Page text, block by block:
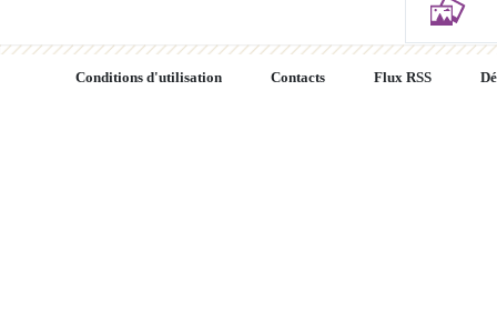
Conditions d'utilisation Contacts Flux RSS